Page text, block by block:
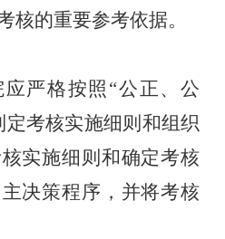
核的重要参考依据。
应严格按照“公正、公
考核实施细则和组织
实施细则和确定考核
决策程序，并将考核